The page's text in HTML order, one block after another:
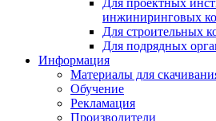
инжиниринговых
Для строительных
Для подрядных
Информация
Материалы для
Обучение
Рекламация
Производители